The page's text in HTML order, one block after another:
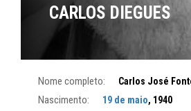
CARLOS DIEGUES
Nome completo: Carlos José
Nascimento: 19 de maio, 1940